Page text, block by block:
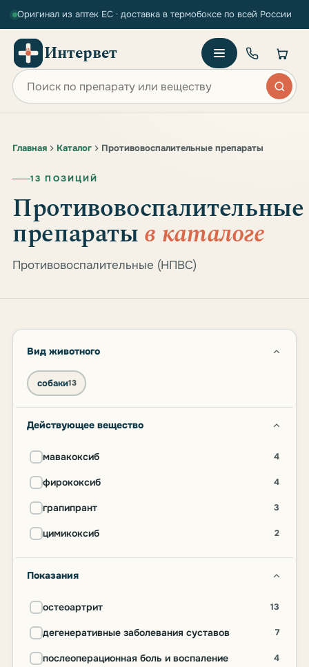
Оригинал из аптек ЕС · доставка в термобоксе по всей России
Интервет
Поиск по сайту
Главная Каталог Противовоспалительные препараты
13 ПОЗИЦИЙ
Противовоспалительные
препаратыв каталоге
Противовоспалительные (НПВС)
Вид животного
собаки13
Действующее вещество
мавакоксиб 4
фирококсиб 4
грапипрант 3
цимикоксиб 2
Показания
остеоартрит 13
дегенеративные заболевания суставов 7
послеоперационная боль и воспаление 4